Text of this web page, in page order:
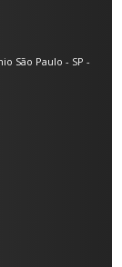
São Paulo - SP -